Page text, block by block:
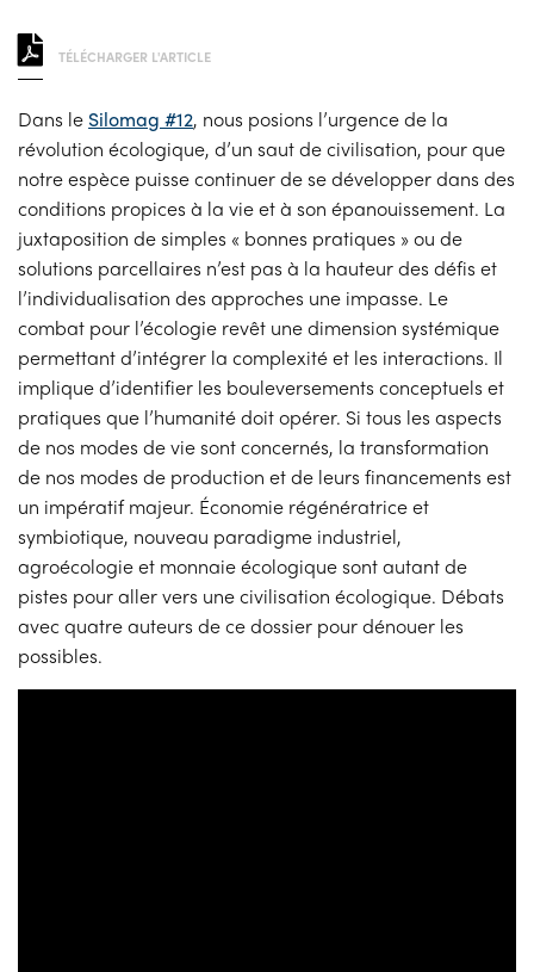
TÉLÉCHARGER L'ARTICLE
Dans le Silomag #12, nous posions l’urgence de la
révolution écologique, d’un saut de civilisation, pour que
notre espèce puisse continuer de se développer dans des
conditions propices à la vie et à son épanouissement. La
juxtaposition de simples « bonnes pratiques » ou de
solutions parcellaires n’est pas à la hauteur des défis et
l’individualisation des approches une impasse. Le
combat pour l’écologie revêt une dimension systémique
permettant d’intégrer la complexité et les interactions. Il
implique d’identifier les bouleversements conceptuels et
pratiques que l’humanité doit opérer. Si tous les aspects
de nos modes de vie sont concernés, la transformation
de nos modes de production et de leurs financements est
un impératif majeur. Économie régénératrice et
symbiotique, nouveau paradigme industriel,
agroécologie et monnaie écologique sont autant de
pistes pour aller vers une civilisation écologique. Débats
avec quatre auteurs de ce dossier pour dénouer les
possibles.